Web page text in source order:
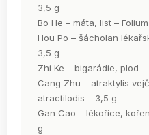
3,5 g
Bo He – máta, list –
Hou Po – šácholan
3,5 g
Zhi Ke – bigarádie, plod
Cang Zhu – atraktylis
atractilodis – 3,5 g
Gan Cao – lékořice,
g